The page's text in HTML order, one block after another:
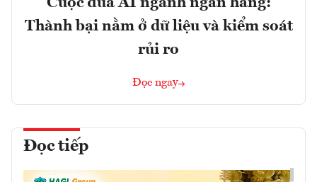
Thành bại nằm ở dữ liệu và kiểm soát
rủi ro
Đọc ngay
Đọc tiếp